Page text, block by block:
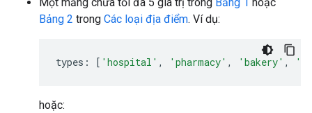
Bảng 2 trong Các loại địa điểm. Ví dụ:
types : [ 'hospital' , 'pharmacy' , 'bakery' ,
hoặc: